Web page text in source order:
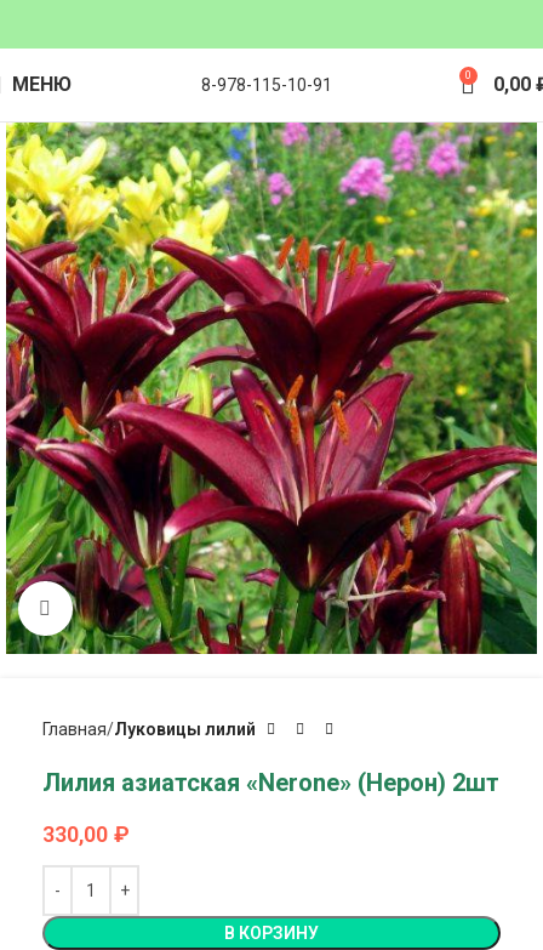
МЕНЮ 8-978-115-10-91 0 0,00
Click to enlarge
Главная Луковицы лилий
Лилия азиатская «Nerone» (Нерон) 2шт
330,00 ₽
В КОРЗИНУ